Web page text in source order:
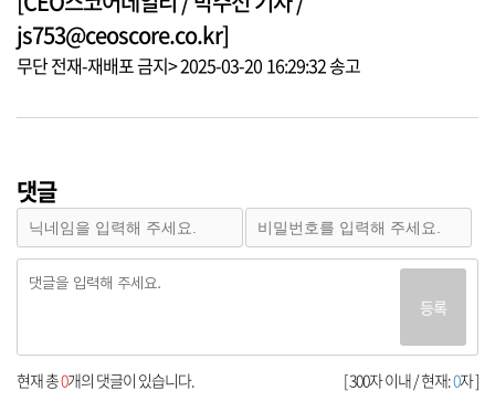
js753@ceoscore.co.kr]
무단 전재-재배포 금지> 2025-03-20 16:29:32 송고
댓글
등록
[ 300자 이내 / 현재:0자 ]
현재 총0개의 댓글이 있습니다.